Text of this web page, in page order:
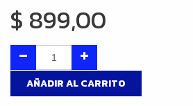
$ 899,00
AÑADIR AL CARRITO